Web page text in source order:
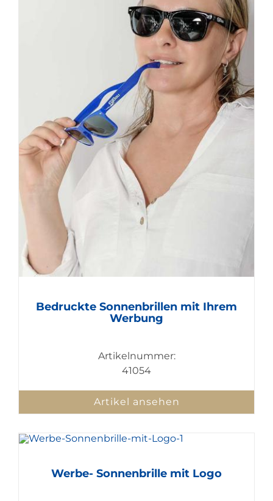
Bedruckte Sonnenbrillen mit Ihrem
Werbung
Artikelnummer:
41054
Artikel ansehen
Werbe- Sonnenbrille mit Logo